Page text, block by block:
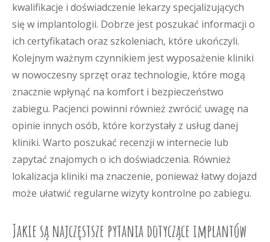
kwalifikacje i doświadczenie lekarzy specjalizujących
się w implantologii. Dobrze jest poszukać informacji o
ich certyfikatach oraz szkoleniach, które ukończyli.
Kolejnym ważnym czynnikiem jest wyposażenie kliniki
w nowoczesny sprzęt oraz technologie, które mogą
znacznie wpłynąć na komfort i bezpieczeństwo
zabiegu. Pacjenci powinni również zwrócić uwagę na
opinie innych osób, które korzystały z usług danej
kliniki. Warto poszukać recenzji w internecie lub
zapytać znajomych o ich doświadczenia. Również
lokalizacja kliniki ma znaczenie, ponieważ łatwy dojazd
może ułatwić regularne wizyty kontrolne po zabiegu.
Jakie są najczęstsze pytania dotyczące implantów